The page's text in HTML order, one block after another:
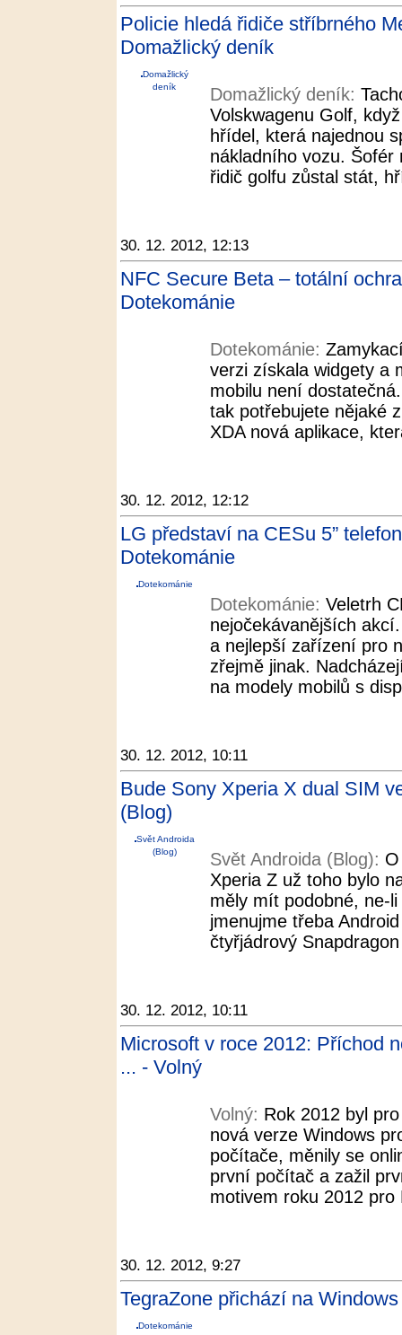
Policie hledá řidiče stříbrného
Domažlický deník
Domažlický
deník
Domažlický deník:
Volskwagenu Golf,
hřídel, která najednou
nákladního vozu.
řidič golfu zůstal stát,
30. 12. 2012, 12:13
NFC Secure Beta – totální
Dotekománie
Dotekománie:
verzi získala widgety a
mobilu není
tak potřebujete nějaké
XDA nová aplikace,
30. 12. 2012, 12:12
LG představí na CESu 5”
Dotekománie
Dotekománie
Dotekománie: Veletrh
nejočekávanějších
a nejlepší zařízení pro
zřejmě jinak.
na modely mobilů s
30. 12. 2012, 10:11
Bude Sony Xperia X dual SIM
(Blog)
Svět Androida
(Blog)
Svět Androida (Blog):
Xperia Z už toho bylo
měly mít podobné, ne-
jmenujme třeba
čtyřjádrový
30. 12. 2012, 10:11
Microsoft v roce 2012: Příchod
... - Volný
Volný: Rok 2012 byl
nová verze Windows
počítače, měnily se
první počítač a zažil
motivem roku 2012
30. 12. 2012, 9:27
TegraZone přichází na
Dotekománie